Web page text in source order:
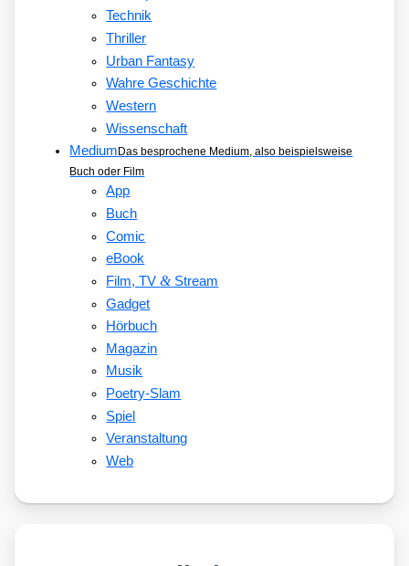
Technik
Thriller
Urban Fantasy
Wahre Geschichte
Western
Wissenschaft
Medium Das besprochene Medium, also beispielsweise
Buch oder Film
App
Buch
Comic
eBook
Film, TV&Stream
Gadget
Hörbuch
Magazin
Musik
Poetry-Slam
Spiel
Veranstaltung
Web